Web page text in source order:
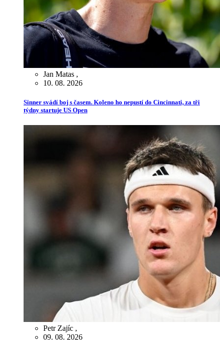
Jan Matas ,
10. 08. 2026
Sinner svádí boj s časem. Koleno ho nepustí do Cincinnati, za tři
týdny startuje US Open
Petr Zajíc ,
09. 08. 2026